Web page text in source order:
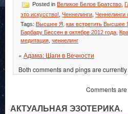
Posted in Великое Белое Братство
это искусство! Ченнелинги Ченнелинги
Tags: Высшее Я как встретить Высшее
Барбару Бессен в октябре 2012 года
медитация ченнелинг
« Адама: Шаги в Вечности
Both comments and pings are
Comments
АКТУАЛЬНАЯ ЭЗОТЕРИКА.